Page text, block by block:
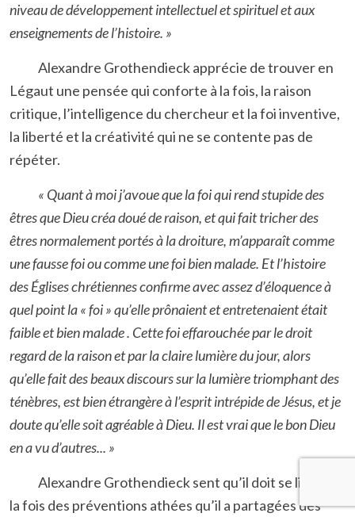
niveau de développement intellectuel et spirituel et aux
enseignements de l’histoire. »
Alexandre Grothendieck apprécie de trouver en
Légaut une pensée qui conforte à la fois, la raison
critique, l’intelligence du chercheur et la foi inventive,
la liberté et la créativité qui ne se contente pas de
répéter.
« Quant à moi j’avoue que la foi qui rend stupide des
êtres que Dieu créa doué de raison, et qui fait tricher des
êtres normalement portés à la droiture, m’apparaît comme
une fausse foi ou comme une foi bien malade. Et l’histoire
des Églises chrétiennes confirme avec assez d’éloquence à
quel point la « foi » qu’elle prônaient et entretenaient était
faible et bien malade . Cette foi effarouchée par le droit
regard de la raison et par la claire lumière du jour, alors
qu’elle fait des beaux discours sur la lumière triomphant des
ténèbres, est bien étrangère à l’esprit intrépide de Jésus, et je
doute qu’elle soit agréable à Dieu. Il est vrai que le bon Dieu
en a vu d’autres... »
Alexandre Grothendieck sent qu’il doit se libérer à
la fois des préventions athées qu’il a partagées dès